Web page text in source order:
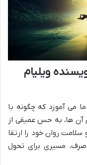
ویلیام
می آموزد که چگونه با
آن ها، به حس عمیقی از
روان خود را ارتقا
صرف، مسیری برای تحول